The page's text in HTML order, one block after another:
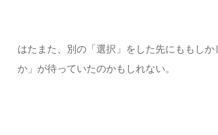
はたまた、別の「選択」をした先にももし
か」が待っていたのかもしれない。